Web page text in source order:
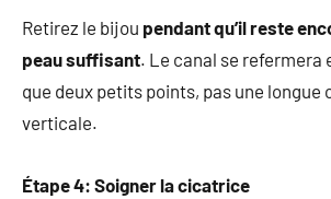
Retirez le bijou pendant qu’il reste
peau suffisant. Le canal se refermera
que deux petits points, pas une longue
verticale.
Étape 4: Soigner la cicatrice